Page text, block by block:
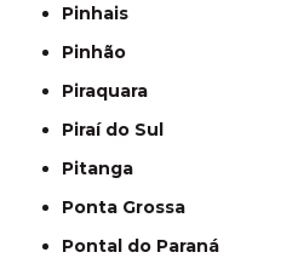
Pinhais
Pinhão
Piraquara
Piraí do Sul
Pitanga
Ponta Grossa
Pontal do Paraná